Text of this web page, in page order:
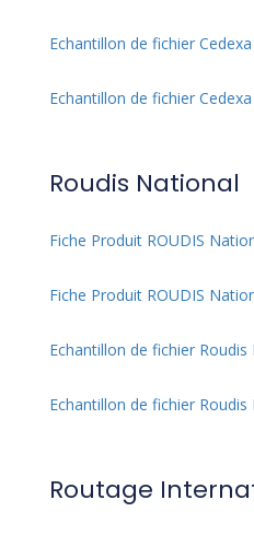
Echantillon de fichier
Echantillon de fichier
Roudis National
Fiche Produit ROUDIS
Fiche Produit ROUDIS
Echantillon de fichier
Echantillon de fichier
Routage